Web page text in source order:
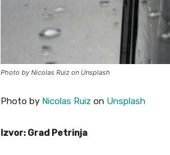
Photo by Nicolas Ruiz on Unsplash
Photo by Nicolas Ruiz on Unsplash
Izvor: Grad Petrinja